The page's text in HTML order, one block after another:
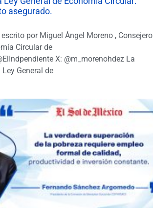
asegurado.
por Miguel Ángel Moreno , Consejero
Circular de
X: @m_morenohdez La
General de